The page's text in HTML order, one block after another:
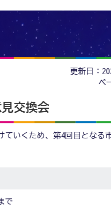
更新日：
ペ
交換会
いくため、第4回目となる
で